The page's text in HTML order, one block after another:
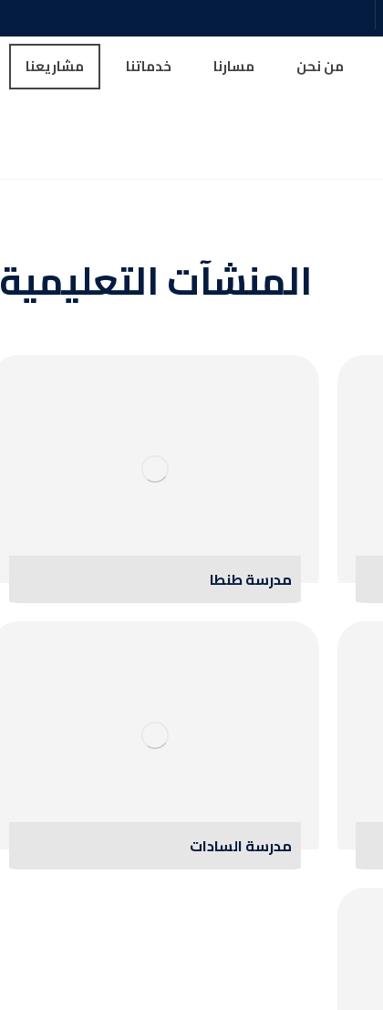
من نحن مسارنا خدماتنا مشاريعنا
المنشآت التعليمية
مدرسة طنطا
مدرسة السادات